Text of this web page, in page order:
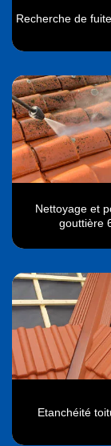
Recherche de
Nettoyage et
gouttière
Etanchéité